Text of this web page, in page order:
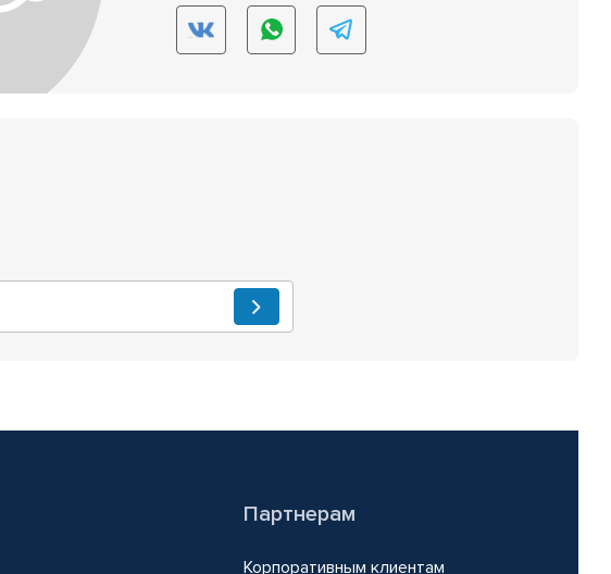
Партнерам
Корпоративным клиентам